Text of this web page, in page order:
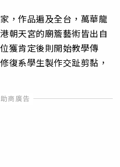
，作品遍及全台，萬華龍
朝天宮的廟簷藝術皆出自
獲肯定後則開始教學傳
復系學生製作交趾剪黏，